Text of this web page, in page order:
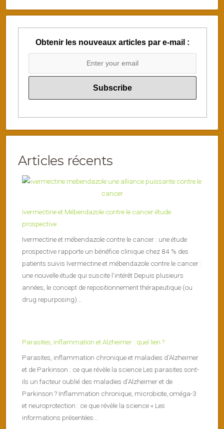
Obtenir les nouveaux articles par e-mail :
Articles récents
Ivermectine et Mébendazole contre le cancer étude
prospective
Ivermectine et mébendazole contre le cancer : une étude
prospective rapporte un bénéfice clinique chez 84 % des
patients suivis Ivermectine et mébendazole contre le cancer :
une nouvelle étude qui suscite l’intérêt Depuis plusieurs
années, le concept de repositionnement thérapeutique (ou
drug repurposing)...
Parasites, inflammation et Alzheimer : quel lien ?
Parasites, inflammation chronique et maladies d’Alzheimer
et de Parkinson : ce que révèle la science Les parasites sont-
ils un facteur oublié des maladies d’Alzheimer et de
Parkinson ? Inflammation chronique, microbiote, oméga-3
et neuroprotection : ce que révèle la science « Les
informations présentées...